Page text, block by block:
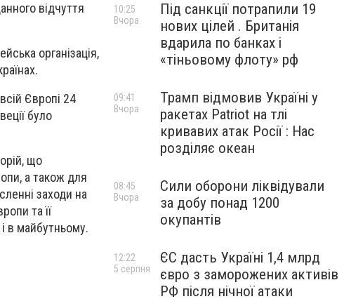
відчуття
організація,
Європі 24
було
що
а також для
заходи на
та її
в майбутньому.
Під санкції потрапили 19
нових цілей . Британія
вдарила по банках і
«тіньовому флоту» рф
10:25
Вчора
Трамп відмовив Україні у
ракетах Patriot на тлі
кривавих атак Росії : Нас
розділяє океан
09:41
Вчора
Сили оборони ліквідували
за добу понад 1200
окупантів
08:45
Вчора
ЄС дасть Україні 1,4 млрд
євро з заморожених активів
РФ після нічної атаки
12:22
5 серпня